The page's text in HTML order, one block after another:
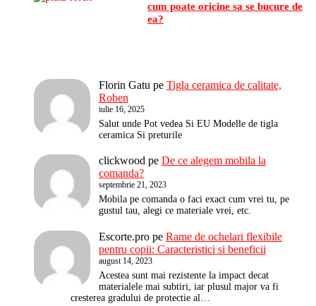
cum poate oricine sa se bucure de
ea?
Florin Gatu pe Tigla ceramica de calitate,
Roben
iulie 16, 2025
Salut unde Pot vedea Si EU Modelle de tigla
ceramica Si preturile
clickwood pe De ce alegem mobila la
comanda?
septembrie 21, 2023
Mobila pe comanda o faci exact cum vrei tu, pe
gustul tau, alegi ce materiale vrei, etc.
Escorte.pro pe Rame de ochelari flexibile
pentru copii: Caracteristici si beneficii
august 14, 2023
Acestea sunt mai rezistente la impact decat
materialele mai subtiri, iar plusul major va fi
cresterea gradului de protectie al…